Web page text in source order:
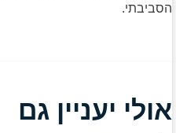
הסביבתי.
אולי יעניין גם